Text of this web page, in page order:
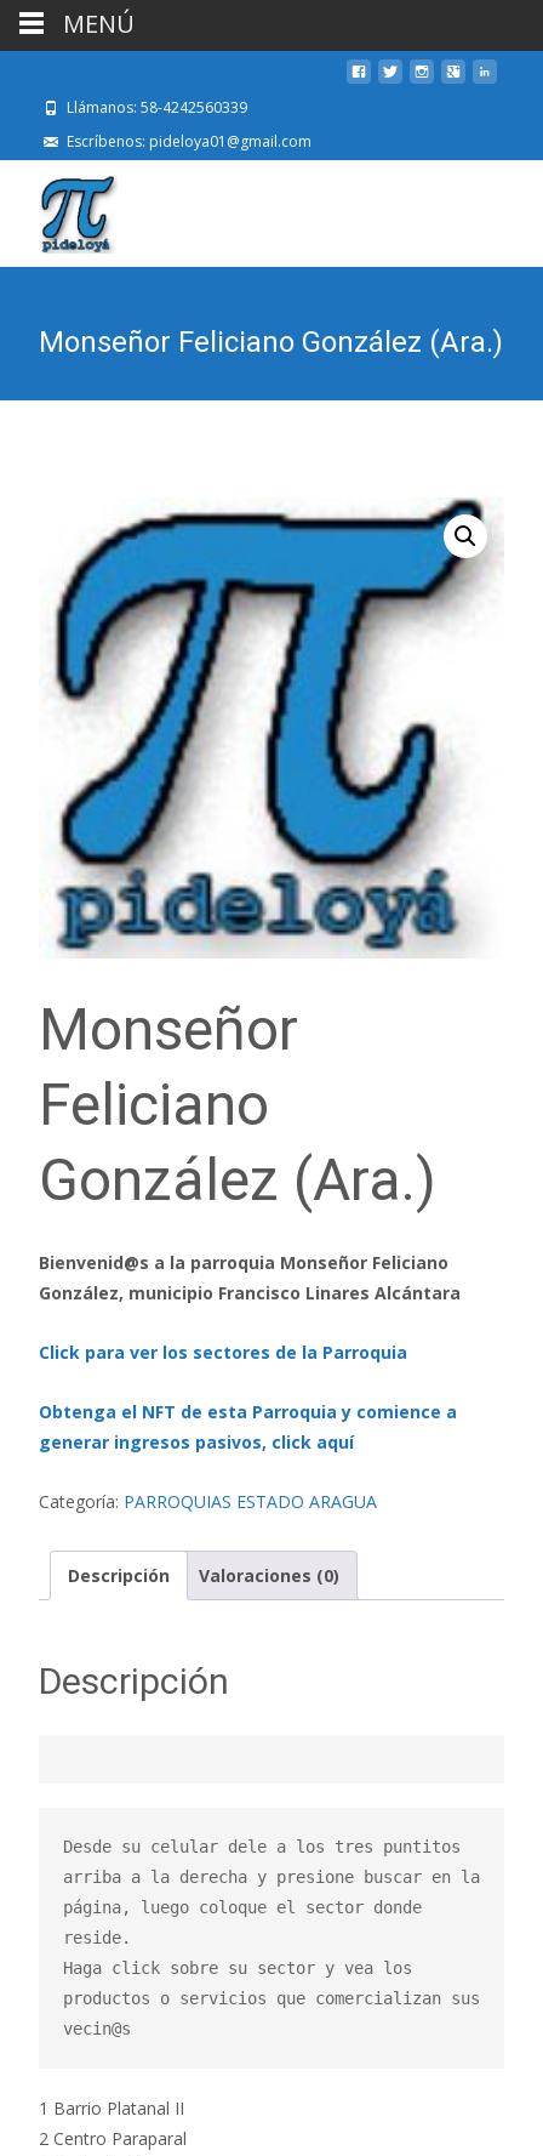
Llámanos: 58-4242560339
Escríbenos: pideloya01@gmail.com
Monseñor Feliciano González (Ara.)
Monseñor
Feliciano
González (Ara.)
Bienvenid@s a la parroquia Monseñor Feliciano
González, municipio Francisco Linares Alcántara
Click para ver los sectores de la Parroquia
Obtenga el NFT de esta Parroquia y comience a
generar ingresos pasivos, click aquí
Categoría: PARROQUIAS ESTADO ARAGUA
Descripción Valoraciones (0)
Descripción
Desde su celular dele a los tres puntitos
arriba a la derecha y presione buscar en la
página, luego coloque el sector donde
reside.
Haga click sobre su sector y vea los
productos o servicios que comercializan sus
vecin@s
1 Barrio Platanal II
2 Centro Paraparal
MENÚ